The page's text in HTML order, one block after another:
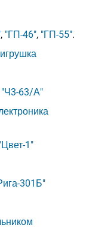
, "ГП-46", "ГП-55".
"Ч3-63/А"
1"
301Б"